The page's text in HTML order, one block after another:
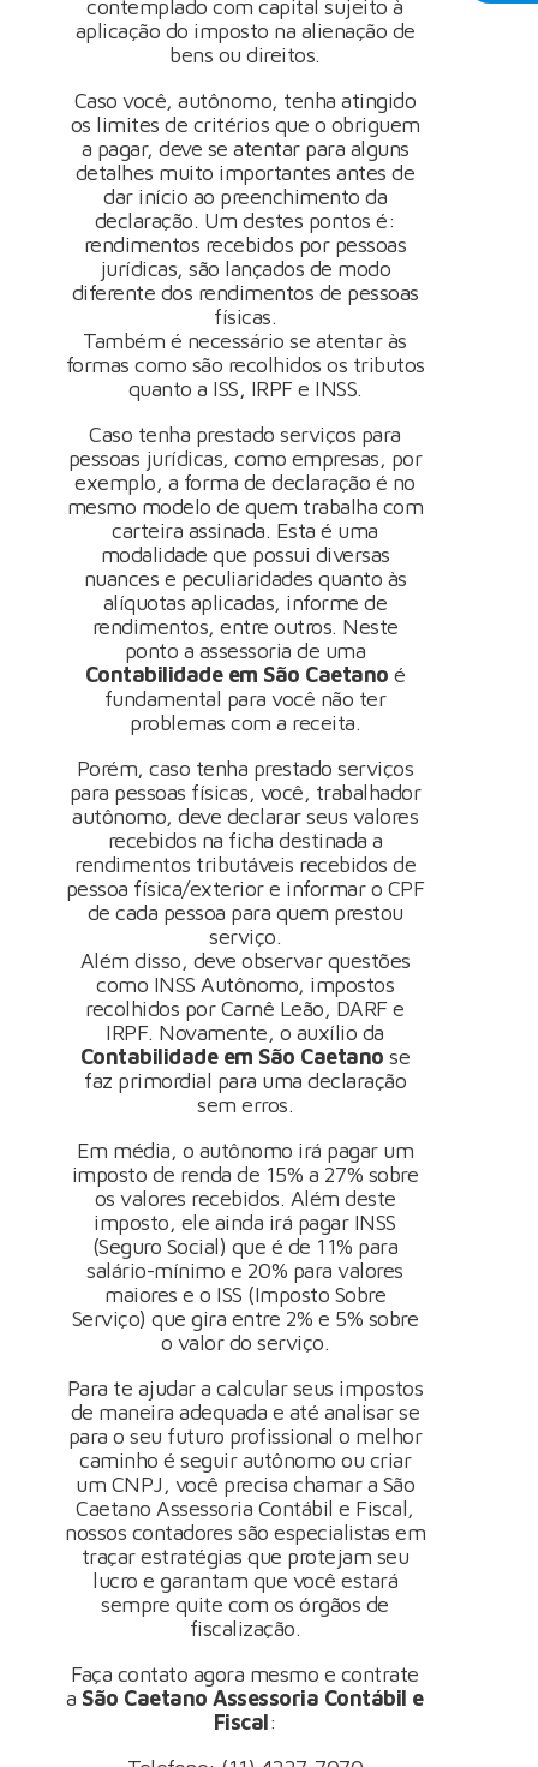
contemplado com capital sujeito à
aplicação do imposto na alienação de
bens ou direitos.
Caso você, autônomo, tenha atingido
os limites de critérios que o obriguem
a pagar, deve se atentar para alguns
detalhes muito importantes antes de
dar início ao preenchimento da
declaração. Um destes pontos é:
rendimentos recebidos por pessoas
jurídicas, são lançados de modo
diferente dos rendimentos de pessoas
físicas.
Também é necessário se atentar às
formas como são recolhidos os tributos
quanto a ISS, IRPF e INSS.
Caso tenha prestado serviços para
pessoas jurídicas, como empresas, por
exemplo, a forma de declaração é no
mesmo modelo de quem trabalha com
carteira assinada. Esta é uma
modalidade que possui diversas
nuances e peculiaridades quanto às
alíquotas aplicadas, informe de
rendimentos, entre outros. Neste
ponto a assessoria de uma
Contabilidade em São Caetano é
fundamental para você não ter
problemas com a receita.
Porém, caso tenha prestado serviços
para pessoas físicas, você, trabalhador
autônomo, deve declarar seus valores
recebidos na ficha destinada a
rendimentos tributáveis recebidos de
pessoa física/exterior e informar o CPF
de cada pessoa para quem prestou
serviço.
Além disso, deve observar questões
como INSS Autônomo, impostos
recolhidos por Carnê Leão, DARF e
IRPF. Novamente, o auxílio da
Contabilidade em São Caetano se
faz primordial para uma declaração
sem erros.
Em média, o autônomo irá pagar um
imposto de renda de 15% a 27% sobre
os valores recebidos. Além deste
imposto, ele ainda irá pagar INSS
(Seguro Social) que é de 11% para
salário-mínimo e 20% para valores
maiores e o ISS (Imposto Sobre
Serviço) que gira entre 2% e 5% sobre
o valor do serviço.
Para te ajudar a calcular seus impostos
de maneira adequada e até analisar se
para o seu futuro profissional o melhor
caminho é seguir autônomo ou criar
um CNPJ, você precisa chamar a São
Caetano Assessoria Contábil e Fiscal,
nossos contadores são especialistas em
traçar estratégias que protejam seu
lucro e garantam que você estará
sempre quite com os órgãos de
fiscalização.
Faça contato agora mesmo e contrate
a São Caetano Assessoria Contábil e
Fiscal: